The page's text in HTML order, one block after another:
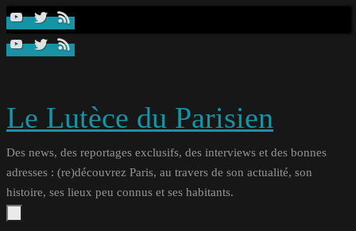
Passer
contenu
Le Lutèce du Parisien
Des news, des reportages exclusifs, des interviews et des bonnes
adresses : (re)découvrez Paris, au travers de son actualité, son
histoire, ses lieux peu connus et ses habitants.